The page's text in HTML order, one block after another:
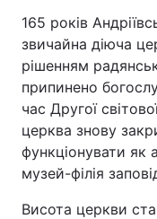
165 років
звичайна діюча
рішенням
припинено
час Другої
церква знову
функціонувати як
музей-філія
Висота церкви